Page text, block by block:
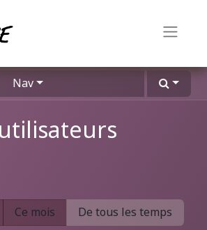
Nav
Ce mois De tous les temps